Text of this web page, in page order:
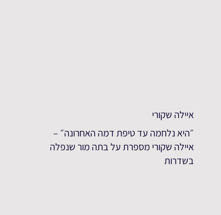
איילה שקורי
״היא נלחמה עד טיפת דמה האחרונה״ –
איילה שקורי מספרת על בתה מור שנפלה
בשדרות